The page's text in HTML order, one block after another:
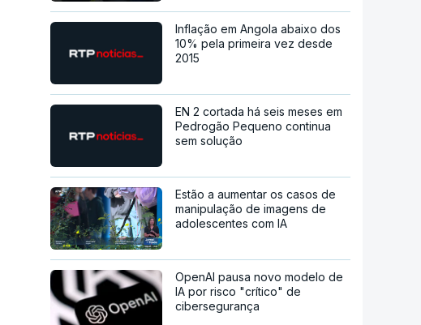
Inflação em Angola abaixo dos
10% pela primeira vez desde
2015
EN 2 cortada há seis meses em
Pedrogão Pequeno continua
sem solução
Estão a aumentar os casos de
manipulação de imagens de
adolescentes com IA
OpenAI pausa novo modelo de
IA por risco "crítico" de
cibersegurança